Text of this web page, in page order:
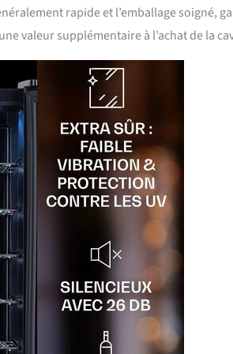
rapide et l’emballage soigné,
valeur supplémentaire à l’achat de la